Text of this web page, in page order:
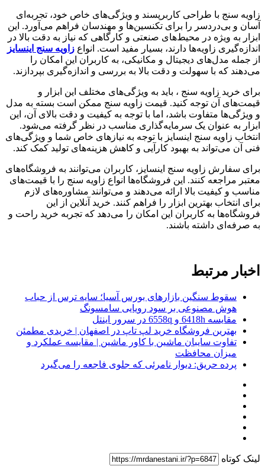
زاویه سنج با طراحی کاربرپسند و ویژگی‌های خاص خود، تجربه‌ای
آسان و بی‌دردسر را برای تکنسین‌ها و مهندسان فراهم می‌آورد. این
ابزار به ویژه در محیط‌های صنعتی و کارگاهی که نیاز به دقت بالا در
اندازه‌گیری زاویه‌ها دارند، بسیار مفید است. انواع زاویه سنج اینسایز
از جمله مدل‌های دیجیتال و مکانیکی، به کاربران این امکان را
می‌دهند که با سهولت و دقت بالا به بررسی و اندازه‌گیری بپردازند.
برای خرید زاویه سنج ، باید به ویژگی‌های مختلف این ابزار و
قیمت‌های آن توجه کنید. قیمت زاویه سنج ممکن است بسته به مدل
و ویژگی‌ها متفاوت باشد، اما با توجه به کیفیت و دقت بالای آن، این
ابزار به عنوان یک سرمایه‌گذاری مناسب در نظر گرفته می‌شود.
انتخاب زاویه سنج اینسایز با توجه به نیازهای خاص شما و ویژگی‌های
فنی آن می‌تواند به بهبود کارآیی و کاهش هزینه‌های تولید کمک کند.
برای سفارش زاویه سنج اینسایز، کاربران می‌توانند به فروشگاه‌های
معتبر مراجعه کنند. این فروشگاه‌ها انواع زاویه سنج را با قیمت‌های
مناسب و کیفیت بالا ارائه می‌دهند و می‌توانند مشاوره‌های لازم
برای انتخاب بهترین ابزار را فراهم کنند. خرید آنلاین از این
فروشگاه‌ها به کاربران این امکان را می‌دهد که تجربه خرید راحت و
به صرفه‌ای داشته باشند.
اخبار مرتبط
سقوط سنگین بازارهای بورس آسیا؛ سایه ترس از حباب
هوش مصنوعی بر سود رویایی سامسونگ
مقایسه 6418h و 6558q در سرور اینتل
بهترین فروشگاه خرید لپ تاپ در اصفهان | خریدی مطمئن
تفاوت سایبان ماشین با کاور ماشین | مقایسه عملکرد و
میزان محافظت
پرده حریق: دیوار نامرئی که جلوی فاجعه را می‌گیرد
لینک کوتاه